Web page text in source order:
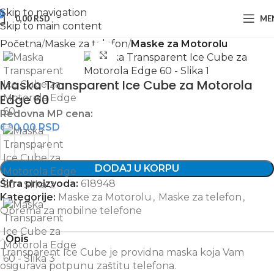
Skip to navigation
Skip to main content
0,00RSD
Početna Maske za telefon Maske za Motorolu
Zumiraj sliku
Maska Transparent Ice Cube za Motorola
Edge 60
Redovna MP cena:
690,00RSD
DODAJ U KORPU
Šifra proizvoda: 618948
Kategorije: Maske za Motorolu , Maske za telefon ,
Oprema za mobilne telefone
Opis
Transparent Ice Cube je providna maska koja Vam
osigurava potpunu zaštitu telefona.